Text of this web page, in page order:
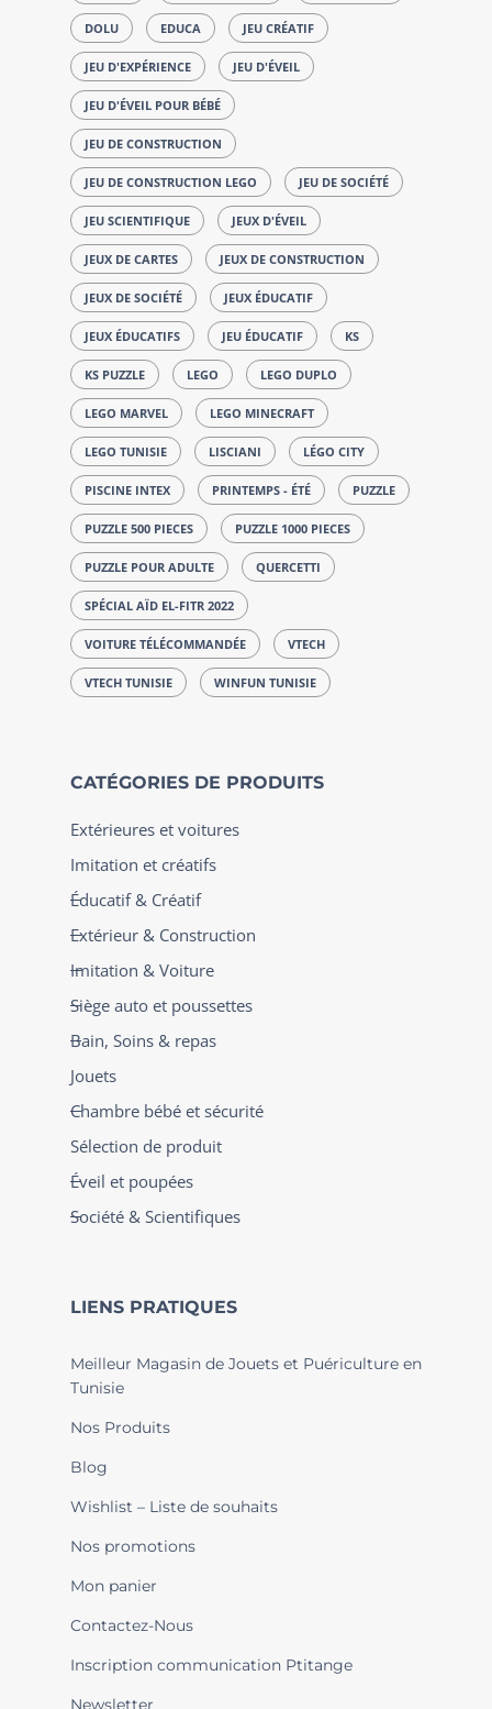
DOLU EDUCA JEU CRÉATIF
JEU D'EXPÉRIENCE JEU D'ÉVEIL
JEU D'ÉVEIL POUR BÉBÉ
JEU DE CONSTRUCTION
JEU DE CONSTRUCTION LEGO JEU DE SOCIÉTÉ
JEU SCIENTIFIQUE JEUX D'ÉVEIL
JEUX DE CARTES JEUX DE CONSTRUCTION
JEUX DE SOCIÉTÉ JEUX ÉDUCATIF
JEUX ÉDUCATIFS JEU ÉDUCATIF KS
KS PUZZLE LEGO LEGO DUPLO
LEGO MARVEL LEGO MINECRAFT
LEGO TUNISIE LISCIANI LÉGO CITY
PISCINE INTEX PRINTEMPS - ÉTÉ PUZZLE
PUZZLE 500 PIECES PUZZLE 1000 PIECES
PUZZLE POUR ADULTE QUERCETTI
SPÉCIAL AÏD EL-FITR 2022
VOITURE TÉLÉCOMMANDÉE VTECH
VTECH TUNISIE WINFUN TUNISIE
CATÉGORIES DE PRODUITS
Extérieures et voitures
Imitation et créatifs
Éducatif & Créatif
Extérieur & Construction
Imitation & Voiture
Siège auto et poussettes
Bain, Soins & repas
Jouets
Chambre bébé et sécurité
Sélection de produit
Éveil et poupées
Société & Scientifiques
LIENS PRATIQUES
Meilleur Magasin de Jouets et Puériculture en
Tunisie
Nos Produits
Blog
Wishlist – Liste de souhaits
Nos promotions
Mon panier
Contactez-Nous
Inscription communication Ptitange
Newsletter